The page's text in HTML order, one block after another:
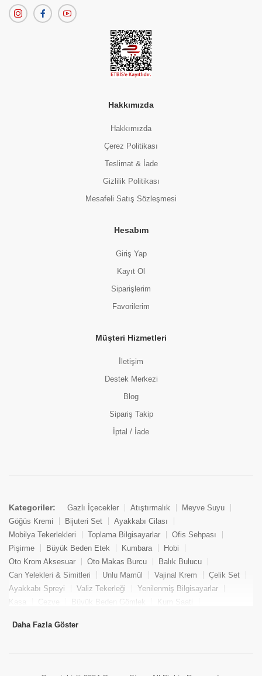
Hakkımızda
Hakkımızda
Çerez Politikası
Teslimat & İade
Gizlilik Politikası
Mesafeli Satış Sözleşmesi
Hesabım
Giriş Yap
Kayıt Ol
Siparişlerim
Favorilerim
Müşteri Hizmetleri
İletişim
Destek Merkezi
Blog
Sipariş Takip
İptal / İade
Kategoriler: Gazlı İçecekler Atıştırmalık
Meyve Suyu
Göğüs Kremi
Bijuteri Set
Ayakkabı Cilası
Mobilya Tekerlekleri
Toplama Bilgisayarlar
Ofis Sehpası
Pişirme
Büyük Beden Etek Kumbara
Hobi
Oto Krom Aksesuar
Oto Makas Burcu
Balık Bulucu
Can Yelekleri & Simitleri
Unlu Mamül Vajinal Krem
Çelik Set
Ayakkabı Spreyi
Valiz Tekerleği
Yenilenmiş Bilgisayarlar
Kasa
Cezve Büyük Beden Gömlek
Kum Saati
Tekne Bağlama & Demirleme
Daha Fazla Göster